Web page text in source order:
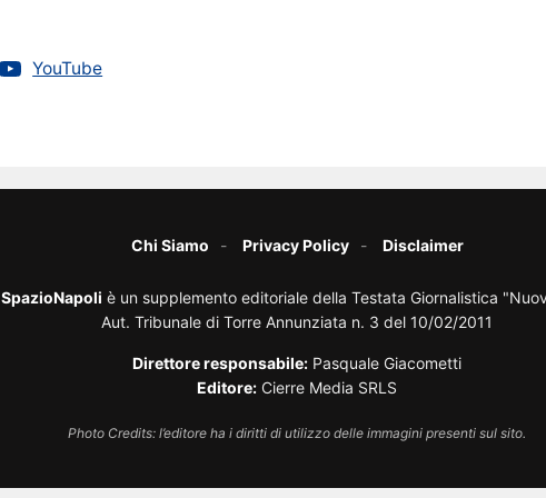
YouTube
Chi Siamo Privacy Policy Disclaimer
SpazioNapoli è un supplemento editoriale della Testata Giornalistica
Aut. Tribunale di Torre Annunziata n. 3 del 10/02/2011
Direttore responsabile: Pasquale Giacometti
Editore: Cierre Media SRLS
Photo Credits: l’editore ha i diritti di utilizzo delle immagini presenti sul sito.